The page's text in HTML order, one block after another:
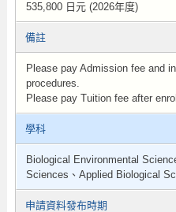
535,800 日元 (2026年度)
備註
Please pay Admission fee and
procedures.
Please pay Tuition fee after
學科
Biological Environmental
Sciences、Applied Biological
申請資料發布時期